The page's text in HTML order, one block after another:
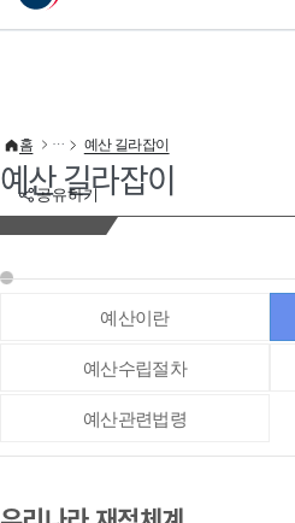
이 누리집은 대한민국 공식 전자정부 누리집입니다.
공유하기
홈 예산 길라잡이
예산 길라잡이
예산이란
예산수립절차
예산관련법령